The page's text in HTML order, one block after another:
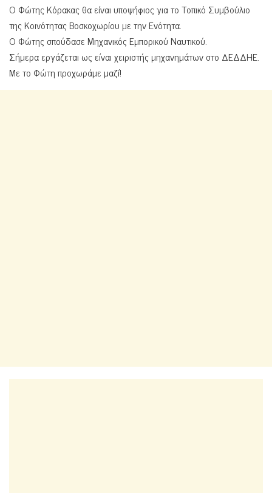
Ο Φώτης Κόρακας θα είναι υποψήφιος για το Τοπικό Συμβούλιο
της Κοινότητας Βοσκοχωρίου με την Ενότητα.
Ο Φώτης σπούδασε Μηχανικός Εμπορικού Ναυτικού.
Σήμερα εργάζεται ως είναι χειριστής μηχανημάτων στο ΔΕΔΔΗΕ.
Με το Φώτη προχωράμε μαζί!